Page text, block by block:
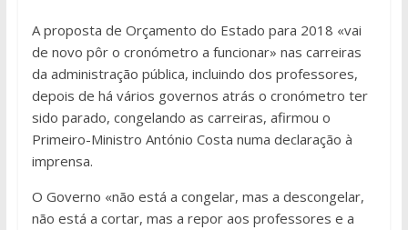
A proposta de Orçamento do Estado para 2018 «vai
de novo pôr o cronómetro a funcionar» nas carreiras
da administração pública, incluindo dos professores,
depois de há vários governos atrás o cronómetro ter
sido parado, congelando as carreiras, afirmou o
Primeiro-Ministro António Costa numa declaração à
imprensa.
O Governo «não está a congelar, mas a descongelar,
não está a cortar, mas a repor aos professores e a